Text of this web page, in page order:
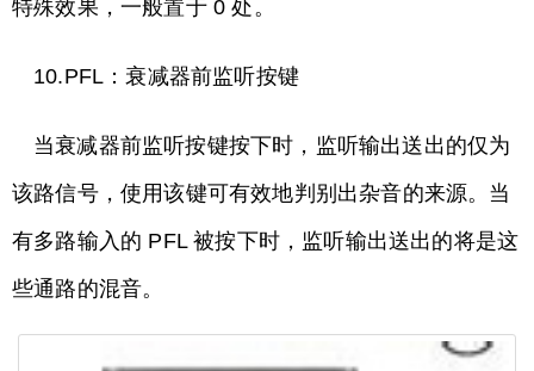
特殊效果，一般置于 0 处。
10.PFL：衰减器前监听按键
当衰减器前监听按键按下时，监听输出送出的仅为
该路信号，使用该键可有效地判别出杂音的来源。当
有多路输入的 PFL 被按下时，监听输出送出的将是这
些通路的混音。